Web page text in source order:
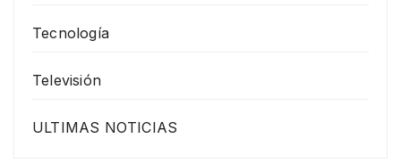
Tecnología
Televisión
ULTIMAS NOTICIAS